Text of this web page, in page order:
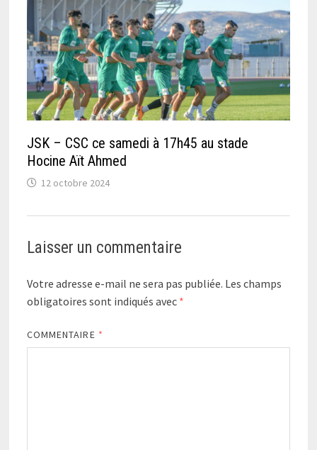
JSK – CSC ce samedi à 17h45 au stade
Hocine Aït Ahmed
12 octobre 2024
Laisser un commentaire
Votre adresse e-mail ne sera pas publiée. Les champs
obligatoires sont indiqués avec *
COMMENTAIRE *